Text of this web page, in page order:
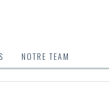
NOTRE TEAM